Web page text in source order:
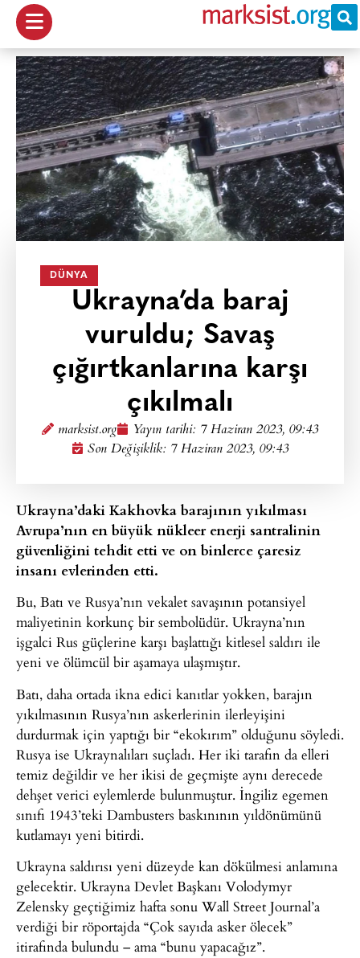
DÜNYA
Ukrayna’da baraj
vuruldu; Savaş
çığırtkanlarına karşı
çıkılmalı
marksist.org Yayın tarihi: 7 Haziran 2023, 09:43
Son Değişiklik: 7 Haziran 2023, 09:43
Ukrayna’daki Kakhovka barajının yıkılması
Avrupa’nın en büyük nükleer enerji santralinin
güvenliğini tehdit etti ve on binlerce çaresiz
insanı evlerinden etti.
Bu, Batı ve Rusya’nın vekalet savaşının potansiyel
maliyetinin korkunç bir sembolüdür. Ukrayna’nın
işgalci Rus güçlerine karşı başlattığı kitlesel saldırı ile
yeni ve ölümcül bir aşamaya ulaşmıştır.
Batı, daha ortada ikna edici kanıtlar yokken, barajın
yıkılmasının Rusya’nın askerlerinin ilerleyişini
durdurmak için yaptığı bir “ekokırım” olduğunu söyledi.
Rusya ise Ukraynalıları suçladı. Her iki tarafın da elleri
temiz değildir ve her ikisi de geçmişte aynı derecede
dehşet verici eylemlerde bulunmuştur. İngiliz egemen
sınıfı 1943’teki Dambusters baskınının yıldönümünü
kutlamayı yeni bitirdi.
Ukrayna saldırısı yeni düzeyde kan dökülmesi anlamına
gelecektir. Ukrayna Devlet Başkanı Volodymyr
Zelensky geçtiğimiz hafta sonu Wall Street Journal’a
verdiği bir röportajda “Çok sayıda asker ölecek”
itirafında bulundu – ama “bunu yapacağız”.